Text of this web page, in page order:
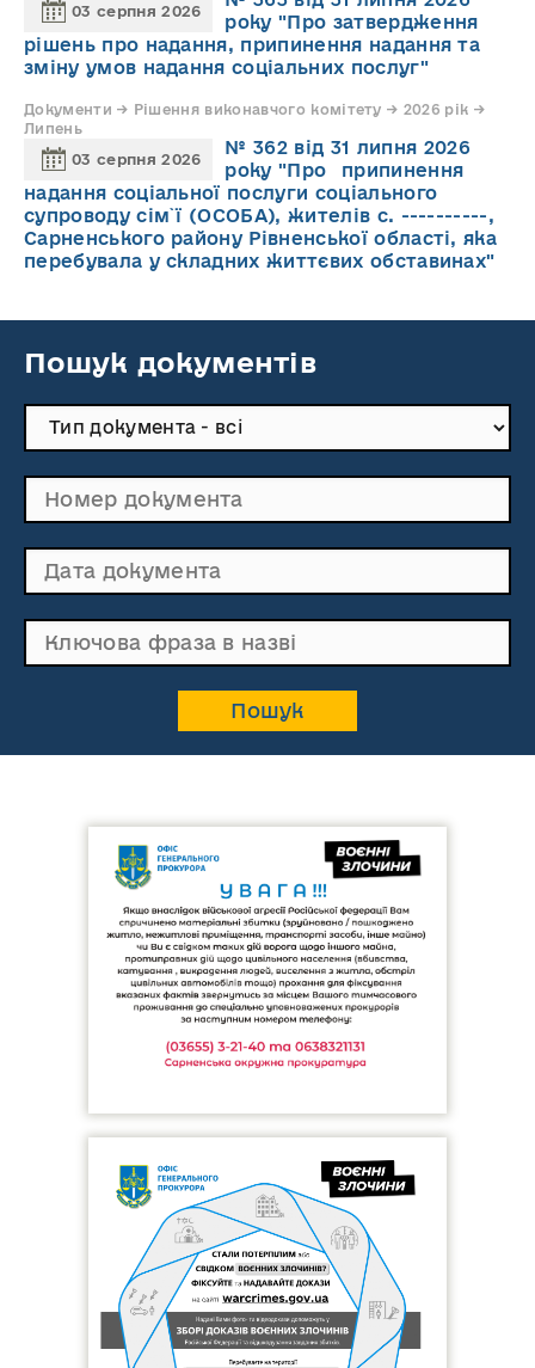
03 серпня 2026
року "Про затвердження
рішень про надання, припинення надання та
зміну умов надання соціальних послуг"
Документи → Рішення виконавчого комітету → 2026 рік →
Липень
03 серпня 2026
№ 362 від 31 липня 2026
року "Про припинення
надання соціальної послуги соціального
супроводу cім`ї (ОСОБА), жителів с. ----------,
Сарненського району Рівненської області, яка
перебувала у складних життєвих обставинах"
Пошук документів